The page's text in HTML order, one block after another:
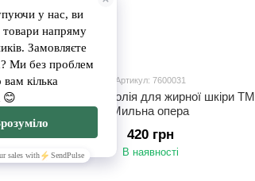
Артикул: 7600031
Гідрофільна олія для жирної шкіри ТМ
Мильна опера
420 грн
В наявності